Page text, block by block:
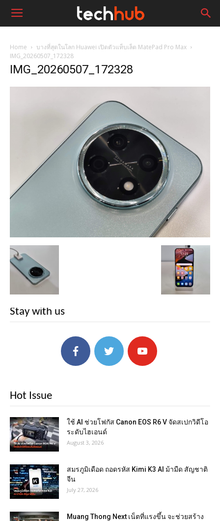
Home
บางที่สุดในโลก Huawei เปิดตัวแท็บเล็ต MatePad Pro Max
IMG_20260507_172328
IMG_20260507_172328
Stay with us
Hot Issue
ใช้ AI ช่วยโฟกัส Canon EOS R6 V จัดสเปกวิดีโอ
ระดับไฮเอนด์
August 3, 2026
สมรภูมิเดือด ถอดรหัส Kimi K3 AI ม้ามืด สัญชาติ
จีน
July 27, 2026
Muang Thong Next เน็ตที่แรงขึ้น จะช่วยสร้าง